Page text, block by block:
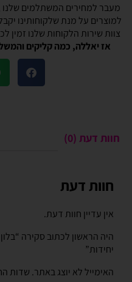
מעבר למחירים המשתלמים שלנו
למוצרים על מנת שלקוחותינו
צוות שירות הלקוחות שלנו
אז יאללה, כמה קליקים
חוות דעת (0)
חוות דעת
אין עדיין חוות דעת.
יחידות”
האימייל לא יוצג באתר. שדות